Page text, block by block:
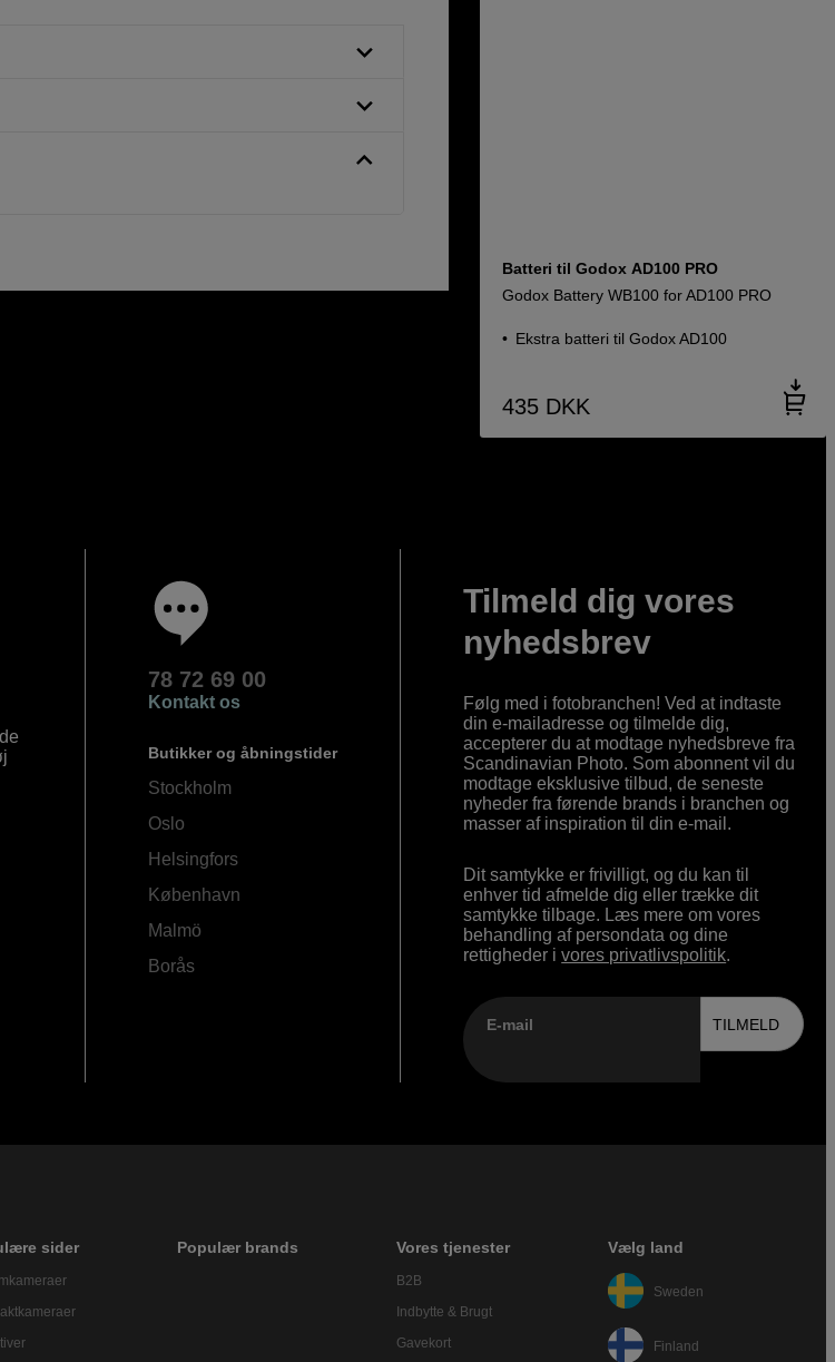
Batteri til Godox AD100 PRO
Godox Battery WB100 for AD100 PRO
Ekstra batteri til Godox AD100
435 DKK
78 72 69 00
Kontakt os
Butikker og åbningstider
Stockholm
Oslo
Helsingfors
København
Malmö
Borås
Tilmeld dig vores
nyhedsbrev
Følg med i fotobranchen! Ved at indtaste
din e-mailadresse og tilmelde dig,
accepterer du at modtage nyhedsbreve fra
Scandinavian Photo. Som abonnent vil du
modtage eksklusive tilbud, de seneste
nyheder fra førende brands i branchen og
masser af inspiration til din e-mail.
Dit samtykke er frivilligt, og du kan til
enhver tid afmelde dig eller trække dit
samtykke tilbage. Læs mere om vores
behandling af persondata og dine
rettigheder ivores privatlivspolitik.
E-mail TILMELD
sider Populær brands Vores tjenester
B2B
Indbytte & Brugt
Gavekort
Vælg land
Sweden
Finland